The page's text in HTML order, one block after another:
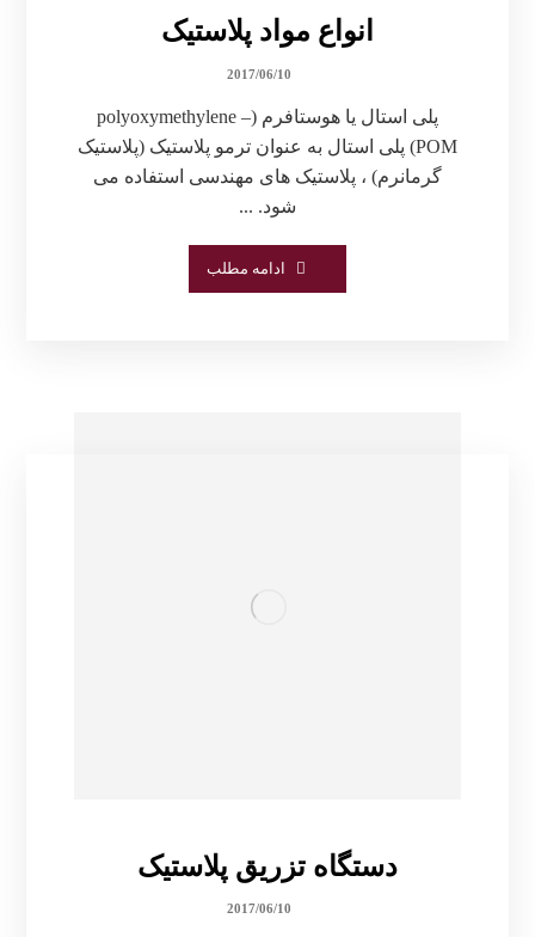
انواع مواد پلاستیک
2017/06/10
پلى استال یا هوستافرم (polyoxymethylene –
POM) پلی استال به عنوان ترمو پلاستیک (پلاستیک
گرمانرم) ، پلاستیک های مهندسی استفاده می
شود. ...
ادامه مطلب
دستگاه تزریق پلاستیک
2017/06/10